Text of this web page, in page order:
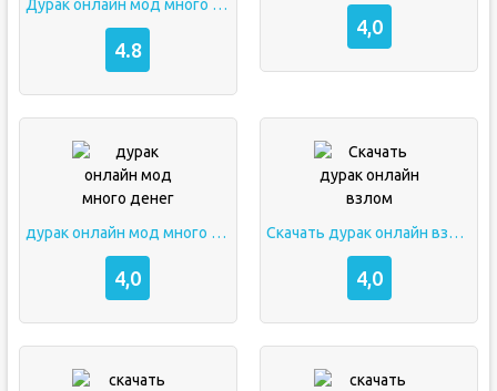
Дурак онлайн мод много денег v1.9.11
4.8
4,0
дурак онлайн мод много денег
4,0
Скачать дурак онлайн взлом
4,0